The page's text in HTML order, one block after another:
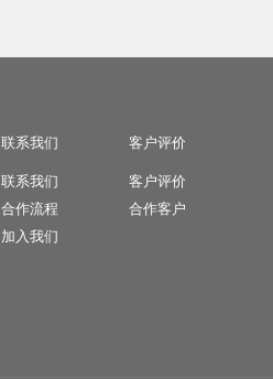
联系我们
联系我们
合作流程
加入我们
客户评价
客户评价
合作客户